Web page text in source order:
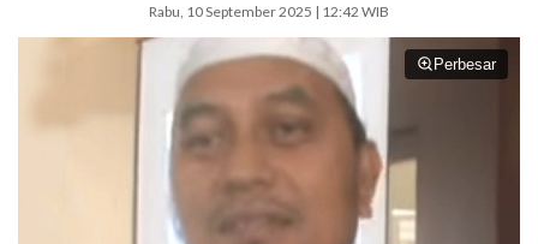
Rabu, 10 September 2025 | 12:42 WIB
Perbesar